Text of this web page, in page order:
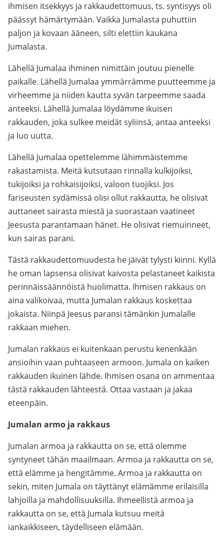
ihmisen itsekkyys ja rakkaudettomuus, ts. syntisyys oli
päässyt hämärtymään. Vaikka Jumalasta puhuttiin
paljon ja kovaan ääneen, silti elettiin kaukana
Jumalasta.
Lähellä Jumalaa ihminen nimittäin joutuu pienelle
paikalle. Lähellä Jumalaa ymmärrämme puutteemme ja
virheemme ja niiden kautta syvän tarpeemme saada
anteeksi. Lähellä Jumalaa löydämme ikuisen
rakkauden, joka sulkee meidät syliinsä, antaa anteeksi
ja luo uutta.
Lähellä Jumalaa opettelemme lähimmäistemme
rakastamista. Meitä kutsutaan rinnalla kulkijoiksi,
tukijoiksi ja rohkaisijoiksi, valoon tuojiksi. Jos
fariseusten sydämissä olisi ollut rakkautta, he olisivat
auttaneet sairasta miestä ja suorastaan vaatineet
Jeesusta parantamaan hänet. He olisivat riemuinneet,
kun sairas parani.
Tästä rakkaudettomuudesta he jäivät tylysti kiinni. Kyllä
he oman lapsensa olisivat kaivosta pelastaneet kaikista
perinnäissäännöistä huolimatta. Ihmisen rakkaus on
aina valikoivaa, mutta Jumalan rakkaus koskettaa
jokaista. Niinpä Jeesus paransi tämänkin Jumalalle
rakkaan miehen.
Jumalan rakkaus ei kuitenkaan perustu kenenkään
ansioihin vaan puhtaaseen armoon. Jumala on kaiken
rakkauden ikuinen lähde. Ihmisen osana on ammentaa
tästä rakkauden lähteestä. Ottaa vastaan ja jakaa
eteenpäin.
Jumalan armo ja rakkaus
Jumalan armoa ja rakkautta on se, että olemme
syntyneet tähän maailmaan. Armoa ja rakkautta on se,
että elämme ja hengitämme. Armoa ja rakkautta on
sekin, miten Jumala on täyttänyt elämämme erilaisilla
lahjoilla ja mahdollisuuksilla. Ihmeellistä armoa ja
rakkautta on se, että Jumala kutsuu meitä
iankaikkiseen, täydelliseen elämään.